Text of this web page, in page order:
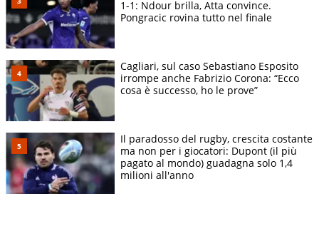
1-1: Ndour brilla, Atta convince.
Pongracic rovina tutto nel finale
Cagliari, sul caso Sebastiano Esposito
irrompe anche Fabrizio Corona: “Ecco
cosa è successo, ho le prove”
Il paradosso del rugby, crescita costante
ma non per i giocatori: Dupont (il più
pagato al mondo) guadagna solo 1,4
milioni all'anno